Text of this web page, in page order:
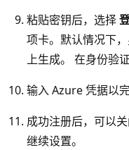
粘贴密钥后，选择
项卡。默认情况下
上生成。 在身份验
输入 Azure 凭据以完
成功注册后，可以
继续设置。